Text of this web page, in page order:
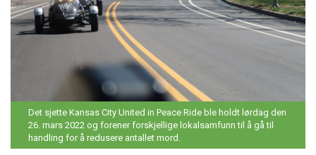
Det sjette Kansas City United in Peace Ride ble holdt lørdag den
26. mars 2022 og forener forskjellige lokalsamfunn til å gå til
handling for å redusere antallet mord.